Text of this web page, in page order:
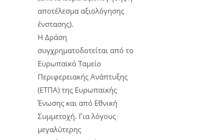
αποτέλεσμα αξιολόγησης
ένστασης).
Η Δράση
συγχρηματοδοτείται από το
Ευρωπαϊκό Ταμείο
Περιφερειακής Ανάπτυξης
(ΕΤΠΑ) της Ευρωπαϊκής
Ένωσης και από Εθνική
Συμμετοχή. Για λόγους
μεγαλύτερης